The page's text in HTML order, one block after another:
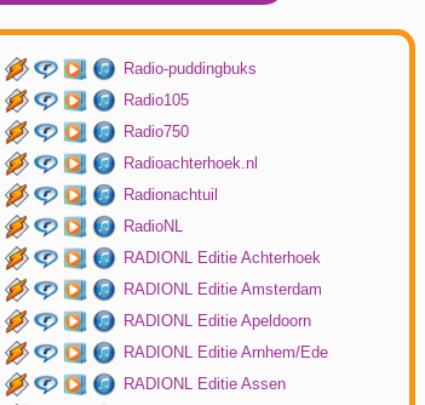
Radio-puddingbuks
Radio105
Radio750
Radioachterhoek.nl
Radionachtuil
RadioNL
RADIONL Editie Achterhoek
RADIONL Editie Amsterdam
RADIONL Editie Apeldoorn
RADIONL Editie Arnhem/Ede
RADIONL Editie Assen